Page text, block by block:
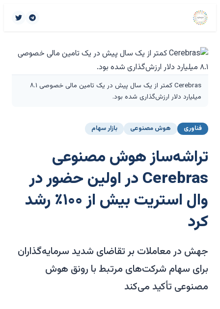
Cerebras کمتر از یک سال پیش در یک تامین مالی خصوصی ۸.۱
میلیارد دلار ارزش‌گذاری شده بود.
فناوری هوش مصنوعی بازار سهام
تراشه‌ساز هوش مصنوعی
Cerebras در اولین حضور در
وال استریت بیش از ۱۰۰٪ رشد
کرد
جهش در معاملات بر تقاضای شدید سرمایه‌گذاران
برای سهام شرکت‌های مرتبط با رونق هوش
مصنوعی تأکید می‌کند